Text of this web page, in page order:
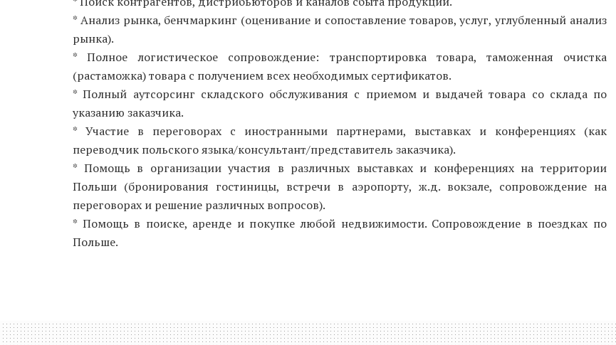
* Анализ рынка, бенчмаркинг (оценивание и сопоставление товаров, услуг, углубленный анализ
рынка).
* Полное логистическое сопровождение: транспортировка товара, таможенная очистка
(растаможка) товара с получением всех необходимых сертификатов.
* Полный аутсорсинг складского обслуживания с приемом и выдачей товара со склада по
указанию заказчика.
* Участие в переговорах с иностранными партнерами, выставках и конференциях (как
переводчик польского языка/консультант/представитель заказчика).
* Помощь в организации участия в различных выставках и конференциях на территории
Польши (бронирования гостиницы, встречи в аэропорту, ж.д. вокзале, сопровождение на
переговорах и решение различных вопросов).
* Помощь в поиске, аренде и покупке любой недвижимости. Сопровождение в поездках по
Польше.